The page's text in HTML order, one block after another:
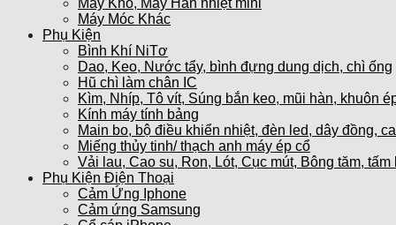
Máy Móc Khác
Phụ Kiện
Bình Khí NiTơ
Dao, Keo, Nước tẩy, bình đựng dung dịch, chì ống
Hũ chì làm chân IC
Kìm, Nhíp, Tô vít, Súng bắn keo, mũi hàn, khuôn
Kính máy tính bảng
Main bo, bộ điều khiển nhiệt, đèn led, dây đồng,
Miếng thủy tinh/ thạch anh máy ép cổ
Vải lau, Cao su, Ron, Lót, Cục mút, Bông tăm, tấm
Phụ Kiện Điện Thoại
Cảm Ứng Iphone
Cảm ứng Samsung